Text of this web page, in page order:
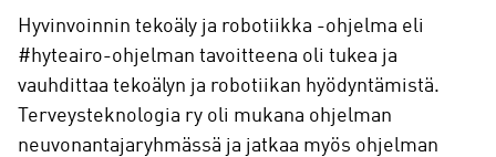
Hyvinvoinnin tekoäly ja robotiikka -ohjelma eli
#hyteairo-ohjelman tavoitteena oli tukea ja
vauhdittaa tekoälyn ja robotiikan hyödyntämistä.
Terveysteknologia ry oli mukana ohjelman
neuvonantajaryhmässä ja jatkaa myös ohjelman